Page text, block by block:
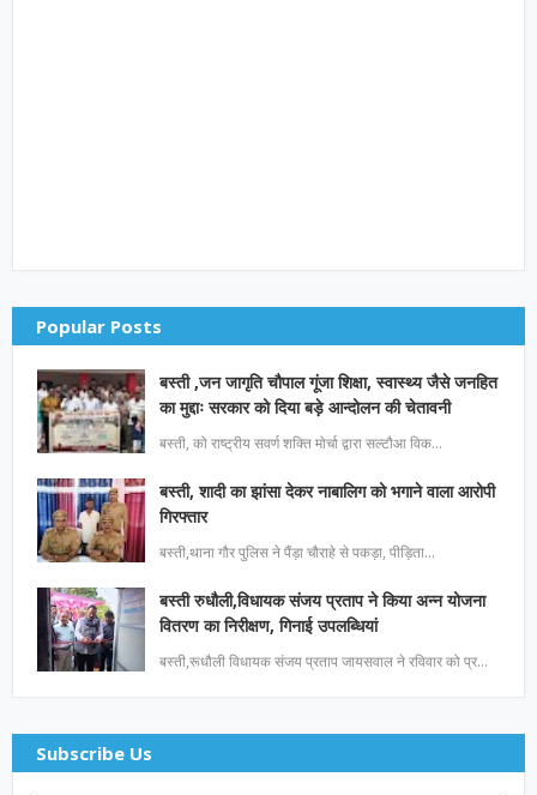
Popular Posts
बस्ती ,जन जागृति चौपाल गूंजा शिक्षा, स्वास्थ्य जैसे जनहित
का मुद्दाः सरकार को दिया बड़े आन्दोलन की चेतावनी
बस्ती, को राष्ट्रीय सवर्ण शक्ति मोर्चा द्वारा सल्टौआ विक…
बस्ती, शादी का झांसा देकर नाबालिग को भगाने वाला आरोपी
गिरफ्तार
बस्ती,थाना गौर पुलिस ने पैंड़ा चौराहे से पकड़ा, पीड़िता…
बस्ती रुधौली,विधायक संजय प्रताप ने किया अन्न योजना
वितरण का निरीक्षण, गिनाई उपलब्धियां
बस्ती,रूधौली विधायक संजय प्रताप जायसवाल ने रविवार को प्र…
Subscribe Us